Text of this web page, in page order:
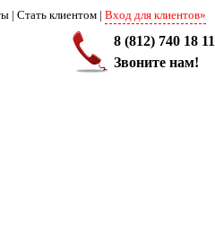
| Стать клиентом | Вход для клиентов»
8 (812) 740 18 11
Звоните нам!